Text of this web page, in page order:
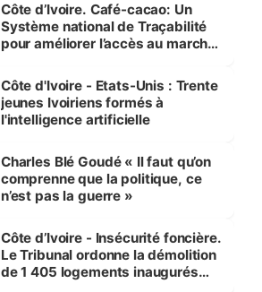
Côte d’Ivoire. Café-cacao: Un
Système national de Traçabilité
pour améliorer l’accès au marché
Côte d'Ivoire - Etats-Unis : Trente
jeunes Ivoiriens formés à
l'intelligence artificielle
Charles Blé Goudé « Il faut qu’on
comprenne que la politique, ce
n’est pas la guerre »
Côte d’Ivoire - Insécurité foncière.
Le Tribunal ordonne la démolition
de 1 405 logements inaugurés